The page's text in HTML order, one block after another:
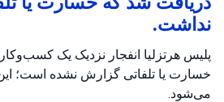
نداشت.
پلیس هرتزلیا انفجار نزدیک یک
خسارت یا تلفاتی گزارش نشده است؛
می‌شود.